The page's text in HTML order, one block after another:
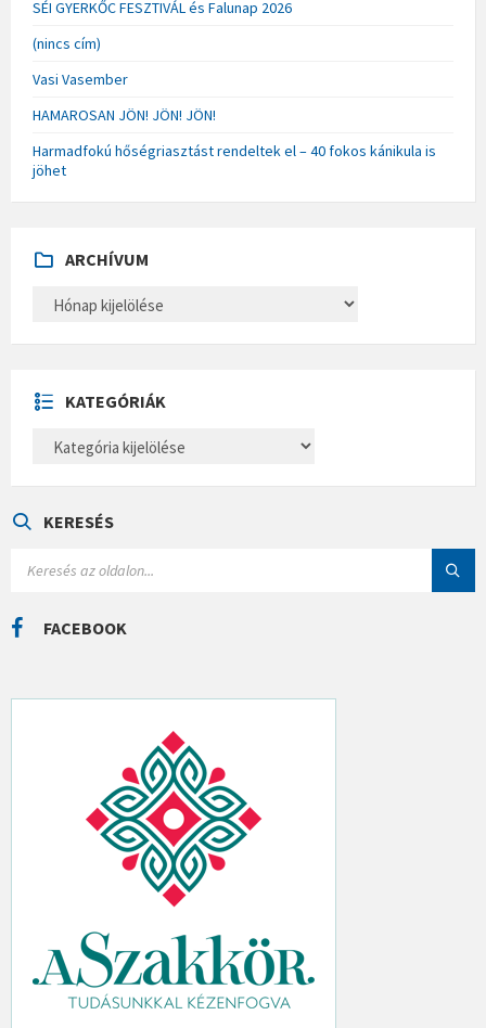
SÉI GYERKŐC FESZTIVÁL és Falunap 2026
(nincs cím)
Vasi Vasember
HAMAROSAN JÖN! JÖN! JÖN!
Harmadfokú hőségriasztást rendeltek el – 40 fokos kánikula is
jöhet
ARCHÍVUM
H
U
M
KATEGÓRIÁK
E
Á
KERESÉS
C
H
FACEBOOK